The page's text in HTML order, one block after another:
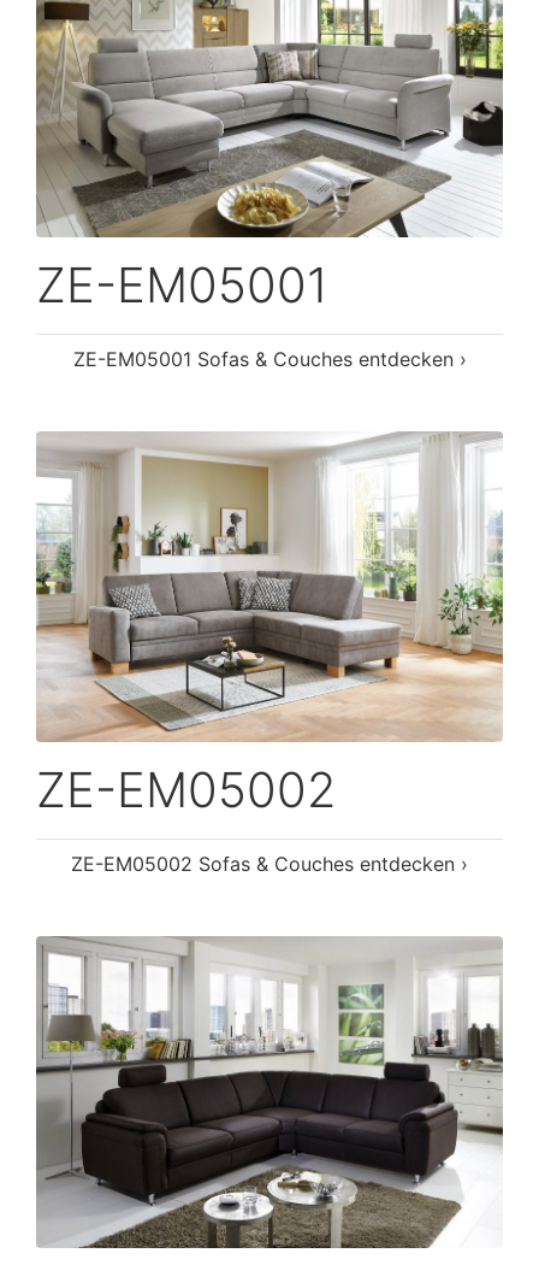
ZE-EM05001
ZE-EM05001 Sofas & Couches entdecken ›
ZE-EM05002
ZE-EM05002 Sofas & Couches entdecken ›